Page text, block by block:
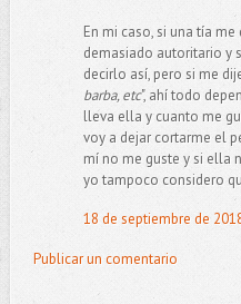
En mi caso, si una tía me
demasiado autoritario y
decirlo así, pero si me
barba, etc", ahí todo
lleva ella y cuanto me
voy a dejar cortarme el
mí no me guste y si ella
yo tampoco considero
18 de septiembre de
Publicar un comentario